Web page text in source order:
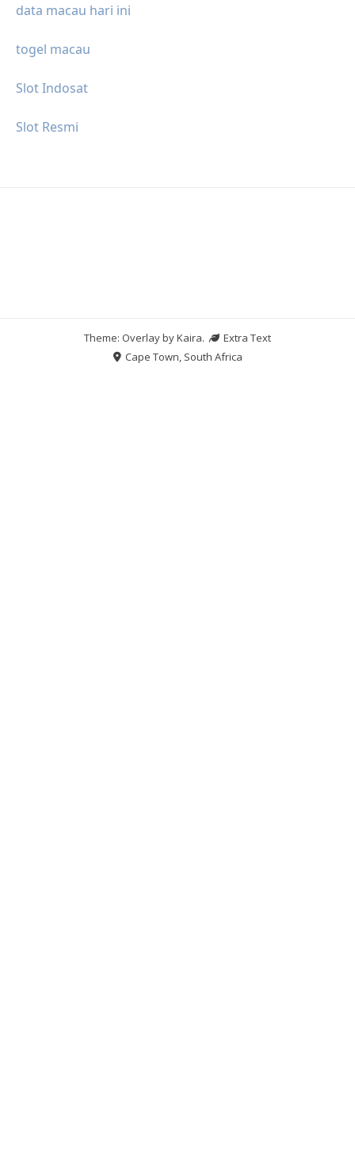
data macau hari ini
togel macau
Slot Indosat
Slot Resmi
Theme: Overlay byKaira.
Extra Text
Cape Town, South Africa